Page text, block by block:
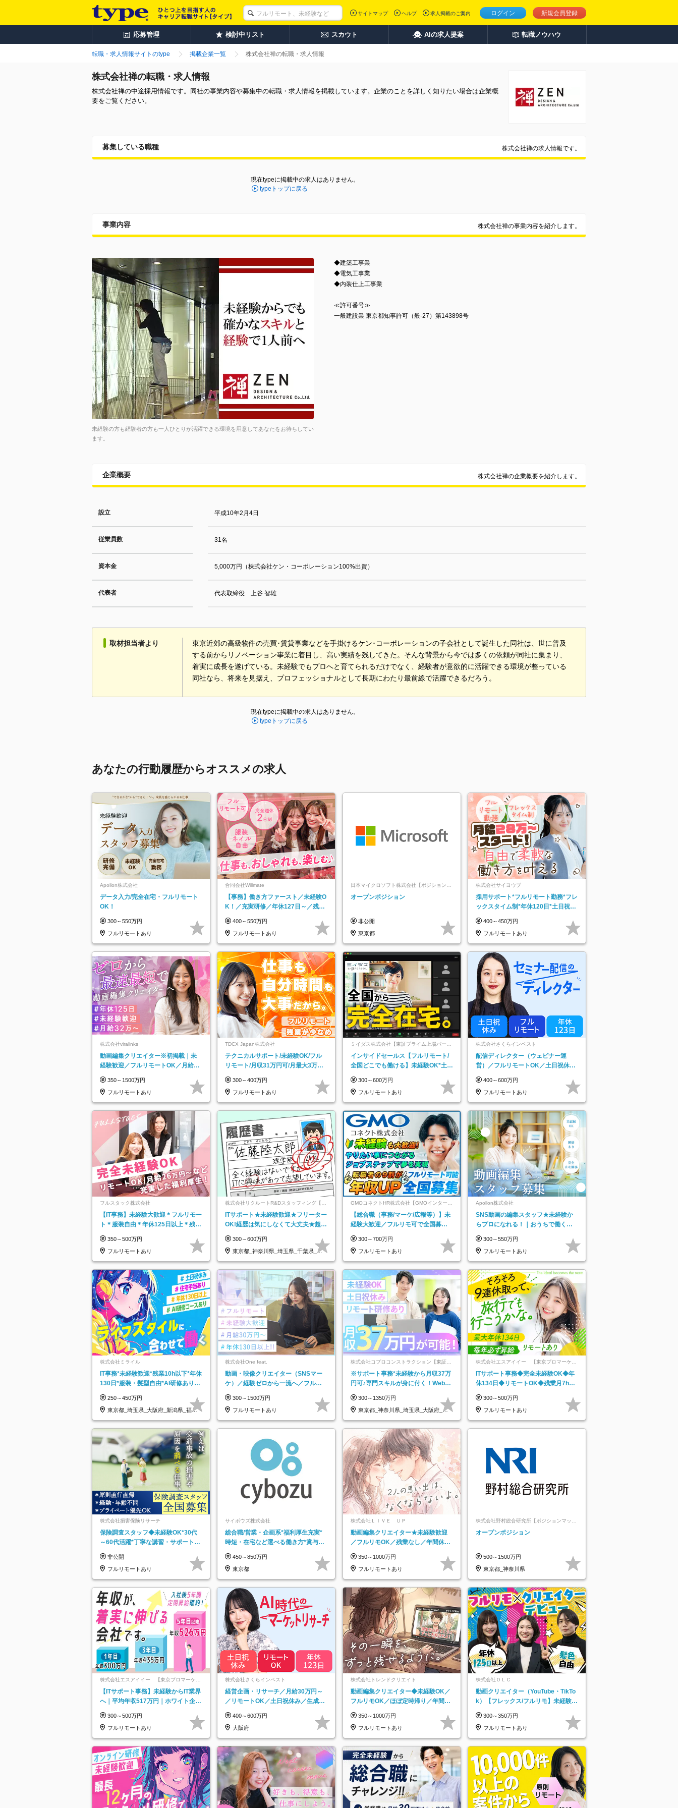
ログイン 新規会員登録
サイトマップ ヘルプ 求人掲載のご案内
応募管理 検討中リスト スカウト AIの求人提案 転職ノウハウ
転職・求人情報サイトのtype 掲載企業一覧 株式会社禅の転職・求人情報
株式会社禅の転職・求人情報
株式会社禅の中途採用情報です。同社の事業内容や募集中の転職・求人情報を掲載しています。企業のことを詳しく知りたい場合は企業概
要をご覧ください。
募集している職種 株式会社禅の求人情報です。
現在typeに掲載中の求人はありません。
typeトップに戻る
事業内容 株式会社禅の事業内容を紹介します。
未経験の方も経験者の方も一人ひとりが活躍できる環境を用意してあなたをお待ちしてい
ます。
◆建築工事業
◆電気工事業
◆内装仕上工事業
≪許可番号≫
一般建設業 東京都知事許可（般-27）第143898号
企業概要 株式会社禅の企業概要を紹介します。
設立 平成10年2月4日
従業員数 31名
資本金 5,000万円（株式会社ケン・コーポレーション100%出資）
代表者 代表取締役 上谷 智雄
取材担当者より
東京近郊の高級物件の売買･賃貸事業などを手掛けるケン･コーポレーションの子会社として誕生した同社は、世に普及
する前からリノベーション事業に着目し、高い実績を残してきた。そんな背景から今では多くの依頼が同社に集まり、
着実に成長を遂げている。未経験でもプロへと育てられるだけでなく、経験者が意欲的に活躍できる環境が整っている
同社なら、将来を見据え、プロフェッショナルとして長期にわたり最前線で活躍できるだろう。
現在typeに掲載中の求人はありません。
typeトップに戻る
あなたの行動履歴からオススメの求人
Apollon株式会社
データ入力/完全在宅・フルリモート
OK！
300～550万円
フルリモートあり
合同会社Willmate
【事務】働き方ファースト／未経験O
K！／充実研修／年休127日～／残業
400～550万円
フルリモートあり
日本マイクロソフト株式会社【ポジションマ
ッチ登録】
オープンポジション
非公開
東京都
株式会社サイヨウブ
採用サポート*フルリモート勤務*フレ
ックスタイム制*年休120日*土日祝休
400～450万円
フルリモートあり
株式会社viralinks
動画編集クリエイター※初掲載｜未
経験歓迎／フルリモートOK／月給32
350～1500万円
フルリモートあり
TDCX Japan株式会社
テクニカルサポート/未経験OK/フル
リモート/月収31万円可/月最大3万の
300～400万円
フルリモートあり
ミイダス株式会社【東証プライム上場パーソ
インサイドセールス【フルリモート/
全国どこでも働ける】未経験OK*土日
300～600万円
フルリモートあり
株式会社さくらインベスト
配信ディレクター（ウェビナー運
営）／フルリモートOK／土日祝休み
400～600万円
フルリモートあり
フルスタック株式会社
【IT事務】未経験大歓迎＊フルリモー
ト＊服装自由＊年休125日以上＊残業
350～500万円
フルリモートあり
株式会社リクルートR&Dスタッフィング【リ
クルートグループ】
ITサポート★未経験歓迎★フリーター
OK!経歴は気にしなくて大丈夫★超大
300～600万円
東京都_神奈川県_埼玉県_千葉県_大
阪府…
GMOコネクトHR株式会社【GMOインターネ
ットグループ】
【総合職（事務/マーケ/広報等）】未
経験大歓迎／フルリモ可で全国募
★
300～700万円
フルリモートあり
Apollon株式会社
SNS動画の編集スタッフ★未経験か
らプロになれる！｜おうちで働くフ
300～550万円
フルリモートあり
株式会社ミライル
IT事務*未経験歓迎*残業10h以下*年休
130日*服装・髪型自由*AI研修あり*
250～450万円
東京都_埼玉県_大阪府_新潟県_福岡
県
株式会社One feat.
動画・映像クリエイター（SNSマー
ケ）／経験ゼロから一流へ／フルリ
日以上
300～1500万円
フルリモートあり
株式会社コプロコンストラクション【東証プ
ライム上場コプロ・ホールディングス子会
社】
※サポート事務*未経験から月収37万
円可♪専門スキルが身に付く！Web面
300～1350万円
東京都_神奈川県_埼玉県_大阪府_愛
知県…
株式会社エスアイイー 【東京プロマーケッ
ITサポート事務◆完全未経験OK◆年
休134日◆リモートOK◆残業月7h以
300～500万円
フルリモートあり
株式会社損害保険リサーチ
保険調査スタッフ◆未経験OK*30代
～60代活躍*丁寧な講習・サポートあ
託
非公開
フルリモートあり
サイボウズ株式会社
総合職/営業・企画系*福利厚生充実*
時短・在宅など選べる働き方*賞与年
450～850万円
東京都
株式会社ＬＩＶＥ ＵＰ
動画編集クリエイター★未経験歓迎
／フルリモOK／残業なし／年間休日
実で安心
350～1000万円
フルリモートあり
株式会社野村総合研究所【ポジションマッチ
オープンポジション
500～1500万円
東京都_神奈川県
株式会社エスアイイー 【東京プロマーケッ
ト上場】
【ITサポート事務】未経験からIT業界
へ｜平均年収517万円｜ホワイト企業
300～500万円
フルリモートあり
株式会社さくらインベスト
経営企画・リサーチ／月給30万円～
／リモートOK／土日祝休み／生成AI
400～600万円
大阪府
株式会社トレンドクリエイト
動画編集クリエイター◆未経験OK／
フルリモOK／ほぼ定時帰り／年間休
OK
350～1000万円
フルリモートあり
株式会社ＯＬＣ
動画クリエイター（YouTube・TikTo
k）【フレックス/フルリモ】未経験O
300～350万円
フルリモートあり